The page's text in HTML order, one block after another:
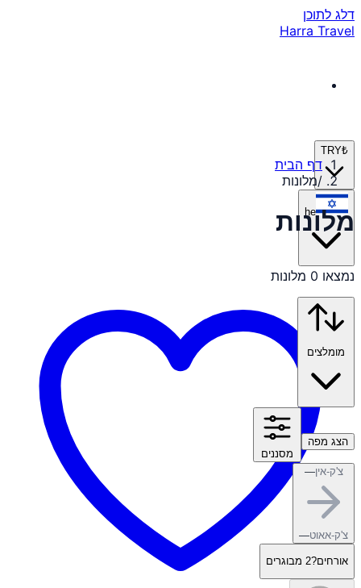
דלג לתוכן
Harra Travel
₺
TRY
he
דף הבית
/מלונות
מלונות
נמצאו 0 מלונות
מומלצים
הצג מפה
מסננים
צ'ק-אין—
צ'ק-אאוט—
אורחים?2 מבוגרים